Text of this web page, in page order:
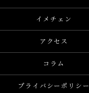
イメチェン
アクセス
コラム
プライバシーポリシー